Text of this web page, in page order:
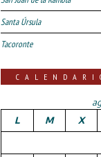
Santa Úrsula
Tacoronte
L
M X